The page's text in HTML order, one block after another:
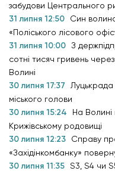
забудови Центрального
31 липня 12:50
Син
«Поліського лісового
31 липня 10:00 З
сотні тисяч гривень
Волині
30 липня 17:37
Луцькрада
міського голови
30 липня 15:24
На Волині
Крижівському родовищі
30 липня 12:23
Справу
«Західінкомбанку»
30 липня 11:35 S3, S4 чи